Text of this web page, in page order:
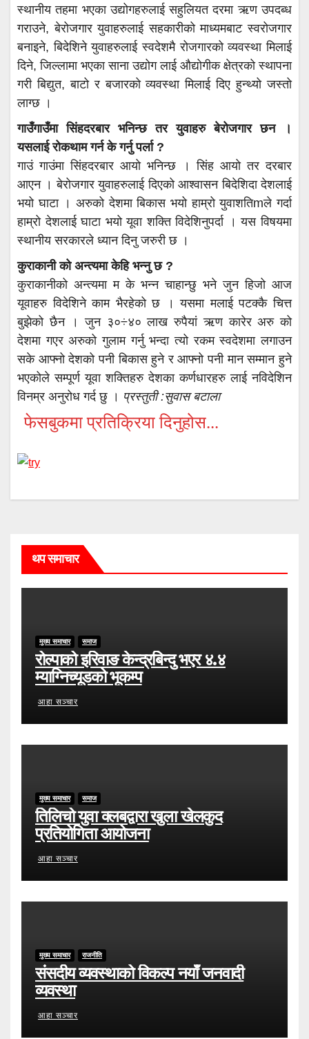
स्थानीय तहमा भएका उद्योगहरुलाई सहुलियत दरमा ऋण उपदब्ध
गराउने, बेरोजगार युवाहरुलाई सहकारीको माध्यमबाट स्वरोजगार
बनाइने, बिदेशिने युवाहरुलाई स्वदेशमै रोजगारको व्यवस्था मिलाई
दिने, जिल्लामा भएका साना उद्योग लाई औद्योगीक क्षेत्रको स्थापना
गरी बिद्युत, बाटो र बजारको व्यवस्था मिलाई दिए हुन्थ्यो जस्तो
लाग्छ ।
गाउँगाउँमा सिंहदरबार भनिन्छ तर युवाहरु बेरोजगार छन ।
यसलाई रोकथाम गर्न के गर्नु पर्ला ?
गाउं गाउंमा सिंहदरबार आयो भनिन्छ । सिंह आयो तर दरबार
आएन । बेरोजगार युवाहरुलाई दिएको आश्वासन बिदेशिदा देशलाई
भयो घाटा । अरुको देशमा बिकास भयो हाम्रो युवाशतिmले गर्दा
हाम्रो देशलाई घाटा भयो यूवा शक्ति विदेशिनुपर्दा । यस विषयमा
स्थानीय सरकारले ध्यान दिनु जरुरी छ ।
कुराकानी को अन्त्यमा केहि भन्नु छ ?
कुराकानीको अन्त्यमा म के भन्न चाहान्छु भने जुन हिजो आज
यूवाहरु विदेशिने काम भैरहेको छ । यसमा मलाई पटक्कै चित्त
बुझेको छैन । जुन ३०÷४० लाख रुपैयां ऋण कारेर अरु को
देशमा गएर अरुको गुलाम गर्नु भन्दा त्यो रकम स्वदेशमा लगाउन
सके आफ्नो देशको पनी बिकास हुने र आफ्नो पनी मान सम्मान हुने
भएकोले सम्पूर्ण यूवा शक्तिहरु देशका कर्णधारहरु लाई नविदेशिन
विनम्र अनुरोध गर्द छु । प्रस्तुती :सुवास बटाला
फेसबुकमा प्रतिक्रिया दिनुहोस...
थप समाचार
मुख्य समाचार समाज
रोल्पाको इरिवाङ केन्द्रबिन्दु भएर ४.४
म्याग्निच्यूडको भूकम्प
आहा सञ्चार
मुख्य समाचार समाज
तिलिचो युवा क्लबद्वारा खुला खेलकुद
प्रतियोगिता आयोजना
आहा सञ्चार
मुख्य समाचार राजनीति
संसदीय व्यवस्थाको विकल्प नयाँ जनवादी
व्यवस्था
आहा सञ्चार